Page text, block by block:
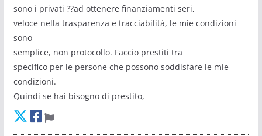
sono i privati ??ad ottenere finanziamenti seri,
veloce nella trasparenza e tracciabilità, le mie condizioni
sono
semplice, non protocollo. Faccio prestiti tra
specifico per le persone che possono soddisfare le mie
condizioni.
Quindi se hai bisogno di prestito,